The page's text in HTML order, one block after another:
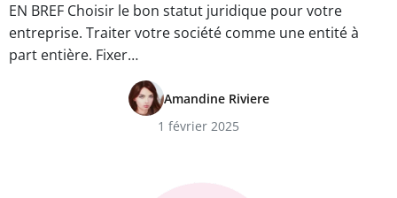
EN BREF Choisir le bon statut juridique pour votre
entreprise. Traiter votre société comme une entité à
part entière. Fixer…
Amandine Riviere
1 février 2025